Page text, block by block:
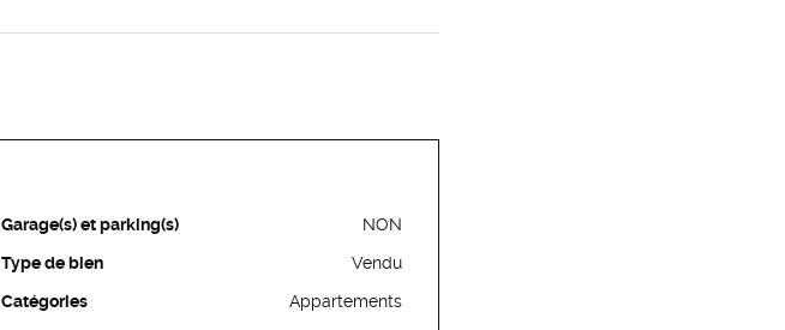
Garage(s) et parking(s)
NON
Type de bien
Vendu
Catégories
Appartements